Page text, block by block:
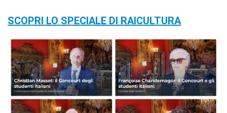
SCOPRI LO SPECIALE DI RAICULTURA